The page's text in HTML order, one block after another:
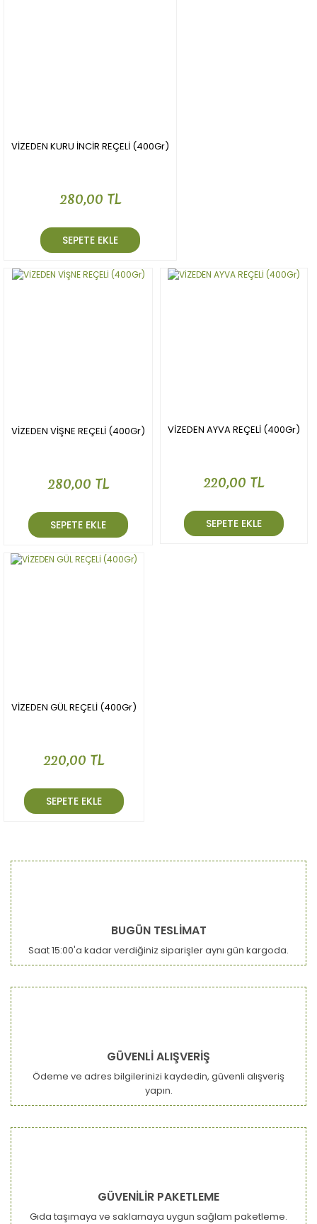
VİZEDEN KURU İNCİR REÇELİ (400Gr)
280,00 TL
SEPETE EKLE
VİZEDEN VİŞNE REÇELİ (400Gr)
280,00 TL
SEPETE EKLE
VİZEDEN AYVA REÇELİ (400Gr)
220,00 TL
SEPETE EKLE
VİZEDEN GÜL REÇELİ (400Gr)
220,00 TL
SEPETE EKLE
BUGÜN TESLİMAT
Saat 15:00'a kadar verdiğiniz siparişler aynı gün kargoda.
GÜVENLİ ALIŞVERİŞ
Ödeme ve adres bilgilerinizi kaydedin, güvenli alışveriş
yapın.
GÜVENİLİR PAKETLEME
Gıda taşımaya ve saklamaya uygun sağlam paketleme.